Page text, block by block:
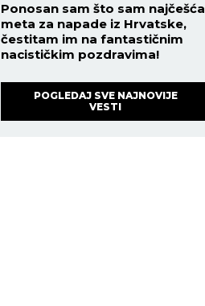
Ponosan sam što sam najčešća
meta za napade iz Hrvatske,
čestitam im na fantastičnim
nacističkim pozdravima!
POGLEDAJ SVE NAJNOVIJE
VESTI